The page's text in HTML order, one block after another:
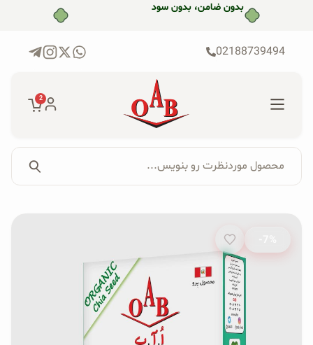
بدون ضامن، بدون سود
02188739494
2
جستجو...
فروشگاه
محصولات ارگانیک
محصولات جو دوسر
محصول موردنظرت رو بنویس...